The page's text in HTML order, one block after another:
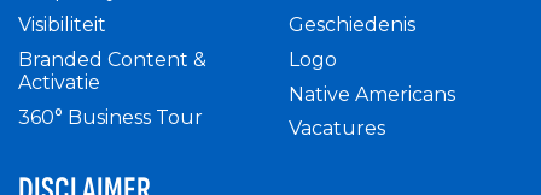
Visibiliteit
Branded Content &
Activatie
360° Business Tour
Geschiedenis
Logo
Native Americans
Vacatures